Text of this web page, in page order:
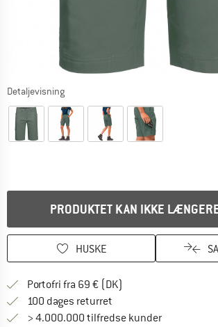
Detaljevisning
PRODUKTET KAN IKKE LÆNGERE
HUSKE
Portofri fra 69 € (DK)
100 dages returret
> 4.000.000 tilfredse kunder